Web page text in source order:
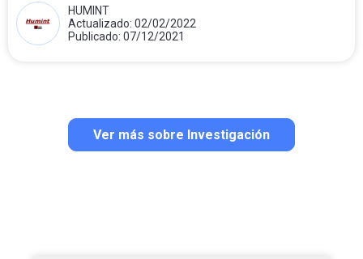
HUMINT
Actualizado: 02/02/2022
Publicado: 07/12/2021
Ver más sobre Investigación